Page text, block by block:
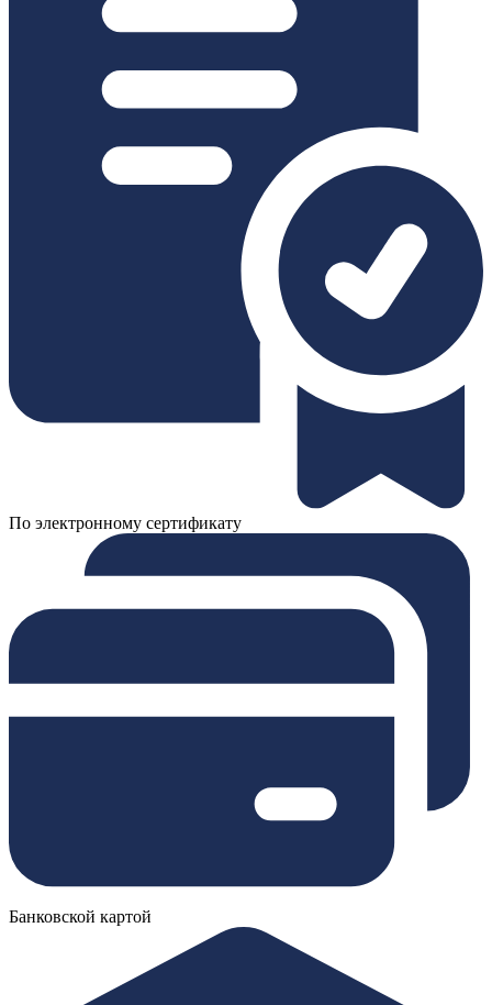
По электронному сертификату
Банковской картой